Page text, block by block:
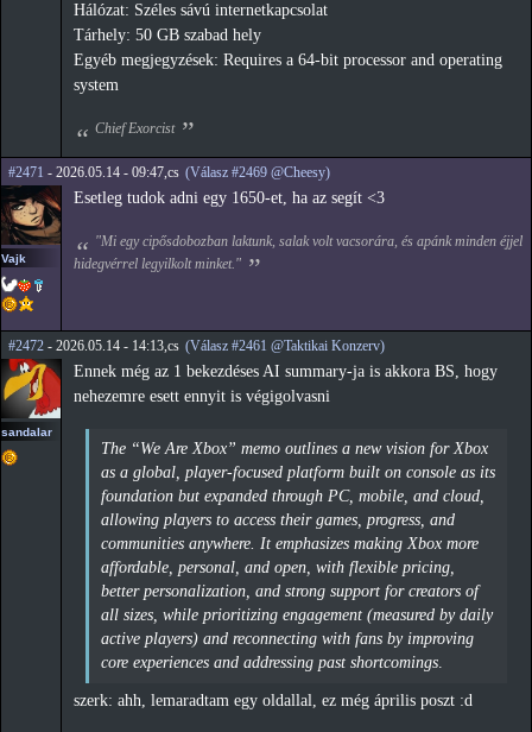
Hálózat: Széles sávú internetkapcsolat
Tárhely: 50 GB szabad hely
Egyéb megjegyzések: Requires a 64-bit processor and operating
system
Chief Exorcist
#2471 - 2026.05.14 - 09:47,cs (Válasz #2469 @Cheesy)
Vajk
Esetleg tudok adni egy 1650-et, ha az segít <3
"Mi egy cipősdobozban laktunk, salak volt vacsorára, és apánk minden éjjel
hidegvérrel legyilkolt minket."
#2472 - 2026.05.14 - 14:13,cs (Válasz #2461 @Taktikai Konzerv)
sandalar
Ennek még az 1 bekezdéses AI summary-ja is akkora BS, hogy
nehezemre esett ennyit is végigolvasni
The “We Are Xbox” memo outlines a new vision for Xbox
as a global, player-focused platform built on console as its
foundation but expanded through PC, mobile, and cloud,
allowing players to access their games, progress, and
communities anywhere. It emphasizes making Xbox more
affordable, personal, and open, with flexible pricing,
better personalization, and strong support for creators of
all sizes, while prioritizing engagement (measured by daily
active players) and reconnecting with fans by improving
core experiences and addressing past shortcomings.
szerk: ahh, lemaradtam egy oldallal, ez még április poszt :d